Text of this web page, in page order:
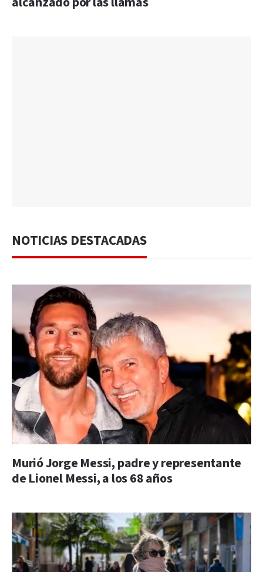
NOTICIAS DESTACADAS
Murió Jorge Messi, padre y representante
de Lionel Messi, a los 68 años